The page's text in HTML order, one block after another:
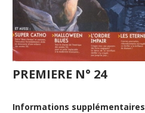
PREMIERE N° 24
Informations supplémentaires